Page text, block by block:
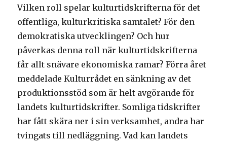
Vilken roll spelar kulturtidskrifterna för det
offentliga, kulturkritiska samtalet? För den
demokratiska utvecklingen? Och hur
påverkas denna roll när kulturtidskrifterna
får allt snävare ekonomiska ramar? Förra året
meddelade Kulturrådet en sänkning av det
produktionsstöd som är helt avgörande för
landets kulturtidskrifter. Somliga tidskrifter
har fått skära ner i sin verksamhet, andra har
tvingats till nedläggning. Vad kan landets